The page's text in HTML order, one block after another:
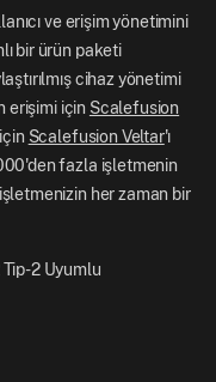
ve erişim yönetimini
bir ürün paketi
cihaz yönetimi
erişimi için Scalefusion
Scalefusion Veltar'ı
fazla işletmenin
her zaman bir
Tip-2 Uyumlu